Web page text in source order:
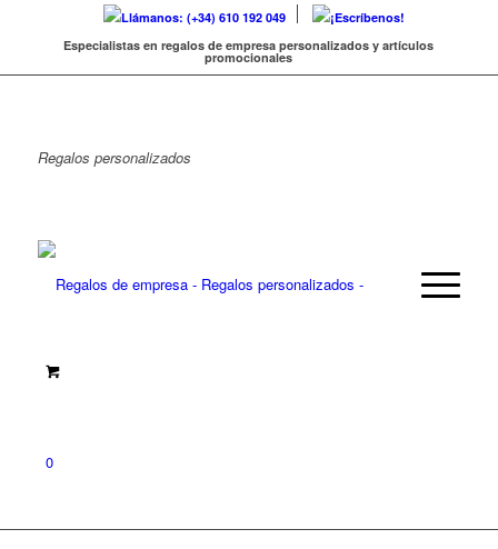
Llámanos: (+34) 610 192 049
¡Escríbenos!
Especialistas en regalos de empresa personalizados y artículos
promocionales
Regalos personalizados
0